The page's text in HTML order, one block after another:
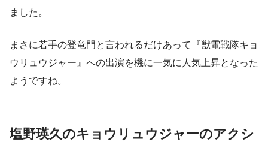
ました。
まさに若手の登竜門と言われるだけあって
『獣電戦隊キョ
ウリュウジャー』への出演を機に一気に人気上昇となった
ようですね。
塩野瑛久のキョウリュウジャーのアクシ